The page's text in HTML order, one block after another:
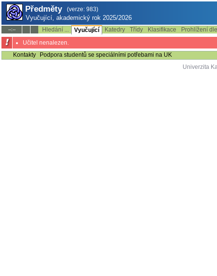
Předměty (verze: 983)
Vyučující, akademický rok 2025/2026
--:-- Hledání ... Vyučující Katedry Třídy Klasifikace
Prohlížení
Učitel nenalezen.
Kontakty
Podpora studentů se speciálními potřebami na UK
Univerzita